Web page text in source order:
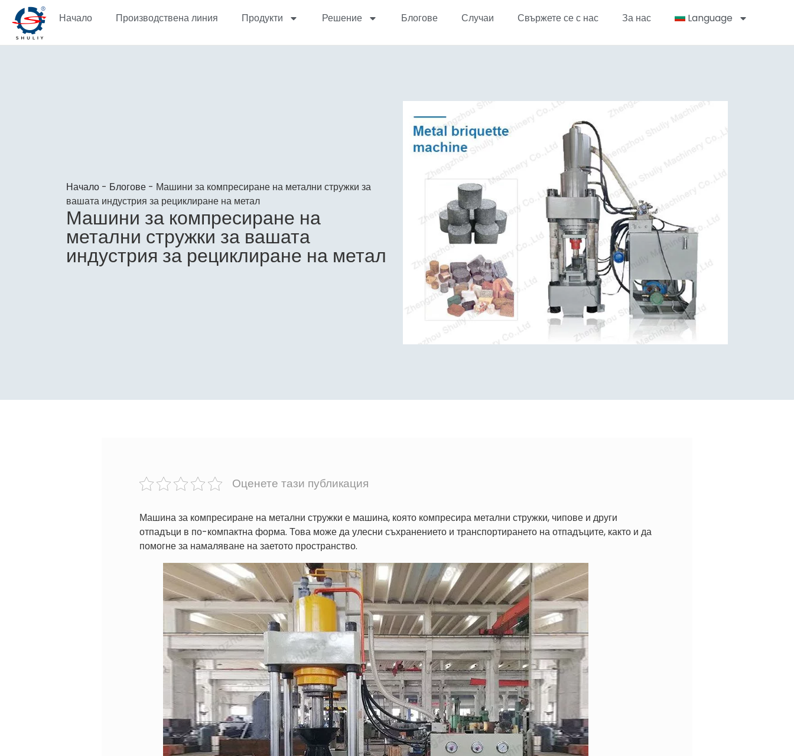
Начало Производствена линия Продукти Решение Блогове Случаи Свържете се с нас За нас Language
Начало - Блогове - Машини за компресиране на метални стружки за
вашата индустрия за рециклиране на метал
Машини за компресиране на
метални стружки за вашата
индустрия за рециклиране на метал
Оценете тази публикация
Машина за компресиране на метални стружки е машина, която компресира метални стружки, чипове и други
отпадъци в по-компактна форма. Това може да улесни съхранението и транспортирането на отпадъците, както и да
помогне за намаляване на заетото пространство.